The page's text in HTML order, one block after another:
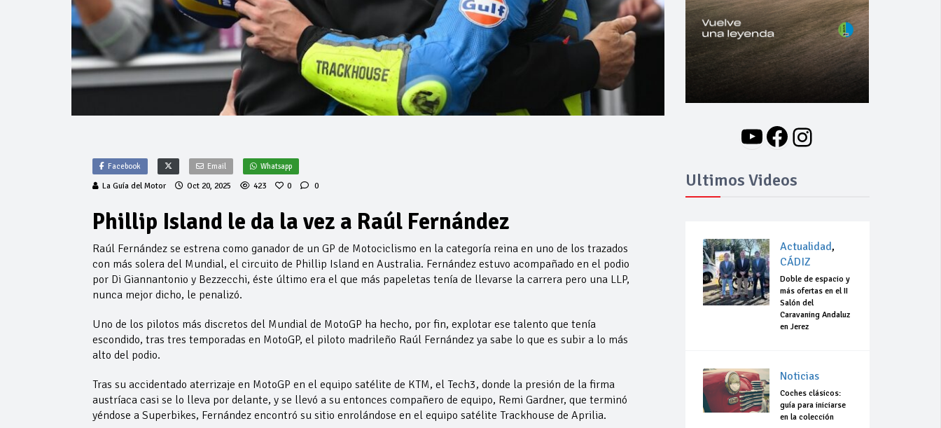
Facebook Email Whatsapp
La Guía del Motor Oct 20, 2025 423 0 0
Phillip Island le da la vez a Raúl Fernández
Raúl Fernández se estrena como ganador de un GP de Motociclismo en la categoría reina en uno de los trazados
con más solera del Mundial, el circuito de Phillip Island en Australia. Fernández estuvo acompañado en el podio
por Di Giannantonio y Bezzecchi, éste último era el que más papeletas tenía de llevarse la carrera pero una LLP,
nunca mejor dicho, le penalizó.
Uno de los pilotos más discretos del Mundial de MotoGP ha hecho, por fin, explotar ese talento que tenía
escondido, tras tres temporadas en MotoGP, el piloto madrileño Raúl Fernández ya sabe lo que es subir a lo más
alto del podio.
Tras su accidentado aterrizaje en MotoGP en el equipo satélite de KTM, el Tech3, donde la presión de la firma
austríaca casi se lo lleva por delante, y se llevó a su entonces compañero de equipo, Remi Gardner, que terminó
yéndose a Superbikes, Fernández encontró su sitio enrolándose en el equipo satélite Trackhouse de Aprilia.
YouTube
Facebook
Instagram
Ultimos Videos
Actualidad,
CÁDIZ
Doble de espacio y
más ofertas en el II
Salón del
Caravaning Andaluz
en Jerez
Noticias
Coches clásicos:
guía para iniciarse
en la colección